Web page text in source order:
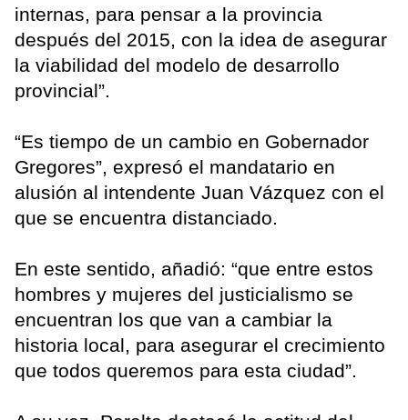
internas, para pensar a la provincia
después del 2015, con la idea de asegurar
la viabilidad del modelo de desarrollo
provincial”.
“Es tiempo de un cambio en Gobernador
Gregores”, expresó el mandatario en
alusión al intendente Juan Vázquez con el
que se encuentra distanciado.
En este sentido, añadió: “que entre estos
hombres y mujeres del justicialismo se
encuentran los que van a cambiar la
historia local, para asegurar el crecimiento
que todos queremos para esta ciudad”.